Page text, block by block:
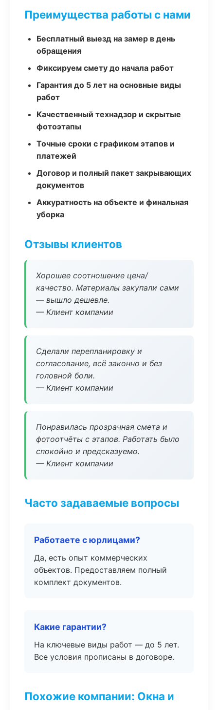
Преимущества работы с нами
Бесплатный выезд на замер в день
обращения
Фиксируем смету до начала работ
Гарантия до 5 лет на основные виды
работ
Качественный технадзор и скрытые
фотоэтапы
Точные сроки с графиком этапов и
платежей
Договор и полный пакет закрывающих
документов
Аккуратность на объекте и финальная
уборка
Отзывы клиентов
Хорошее соотношение цена/
качество. Материалы закупали сами
— вышло дешевле.
— Клиент компании
Сделали перепланировку и
согласование, всё законно и без
головной боли.
— Клиент компании
Понравилась прозрачная смета и
фотоотчёты с этапов. Работать было
спокойно и предсказуемо.
— Клиент компании
Часто задаваемые вопросы
Работаете с юрлицами?
Да, есть опыт коммерческих
объектов. Предоставляем полный
комплект документов.
Какие гарантии?
На ключевые виды работ — до 5 лет.
Все условия прописаны в договоре.
Похожие компании: Окна и